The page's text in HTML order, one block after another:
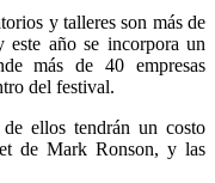
y talleres son más de
año se incorpora un
más de 40 empresas
del festival.
ellos tendrán un costo
de Mark Ronson, y las